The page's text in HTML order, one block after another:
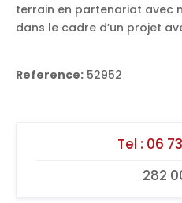
terrain en partenariat avec
dans le cadre d’un projet
Reference: 52952
Tel : 06
282